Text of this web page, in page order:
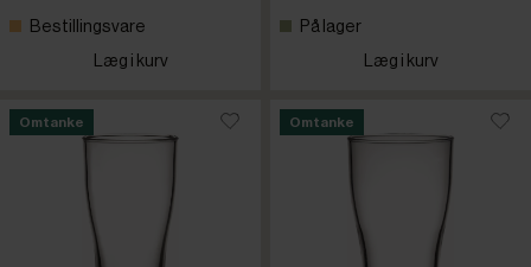
Bestillingsvare
Læg i kurv
På lager
Læg i kurv
Omtanke Omtanke